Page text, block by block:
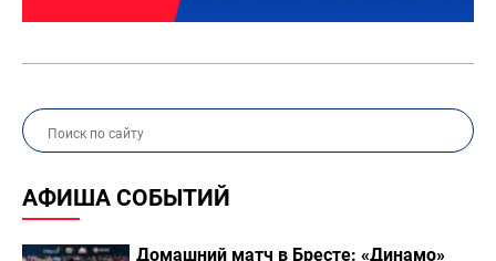
АФИША СОБЫТИЙ
Домашний матч в Бресте: «Динамо»